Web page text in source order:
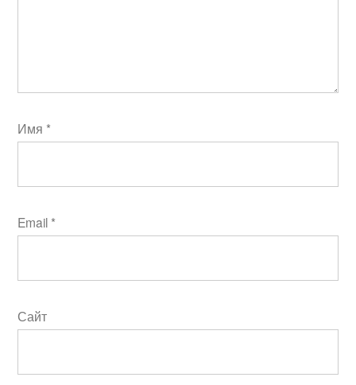
Имя *
Email *
Сайт